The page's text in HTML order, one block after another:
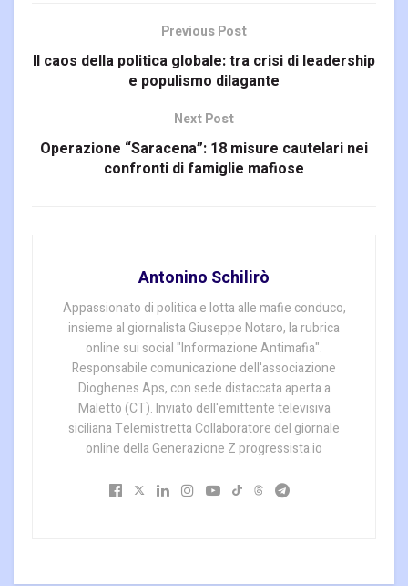
Previous Post
Il caos della politica globale: tra crisi di leadership
e populismo dilagante
Next Post
Operazione “Saracena”: 18 misure cautelari nei
confronti di famiglie mafiose
Antonino Schilirò
Appassionato di politica e lotta alle mafie conduco,
insieme al giornalista Giuseppe Notaro, la rubrica
online sui social "Informazione Antimafia".
Responsabile comunicazione dell'associazione
Dioghenes Aps, con sede distaccata aperta a
Maletto (CT). Inviato dell'emittente televisiva
siciliana Telemistretta Collaboratore del giornale
online della Generazione Z progressista.io